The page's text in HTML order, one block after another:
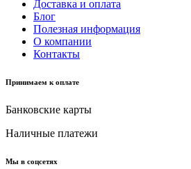
Доставка и оплата
Блог
Полезная информация
О компании
Контакты
Принимаем к оплате
Банковские карты
Наличные платежи
Мы в соцсетях